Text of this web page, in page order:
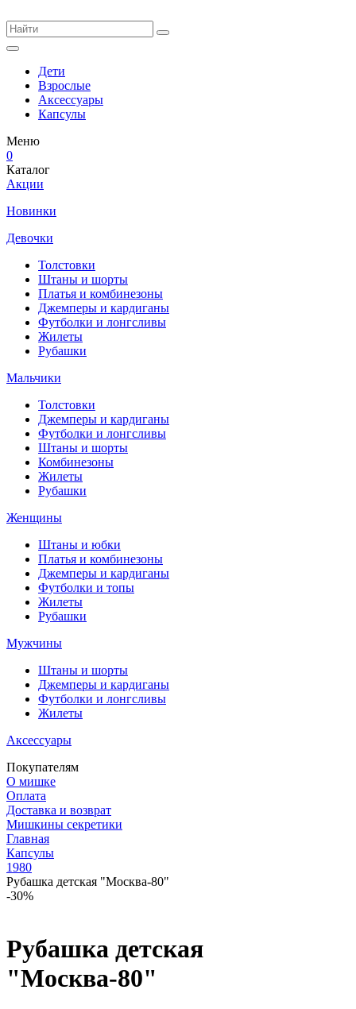
Дети
Взрослые
Аксессуары
Капсулы
Меню
0
Каталог
Акции
Новинки
Девочки
Толстовки
Штаны и шорты
Платья и комбинезоны
Джемперы и кардиганы
Футболки и лонгсливы
Жилеты
Рубашки
Мальчики
Толстовки
Джемперы и кардиганы
Футболки и лонгсливы
Штаны и шорты
Комбинезоны
Жилеты
Рубашки
Женщины
Штаны и юбки
Платья и комбинезоны
Джемперы и кардиганы
Футболки и топы
Жилеты
Рубашки
Мужчины
Штаны и шорты
Джемперы и кардиганы
Футболки и лонгсливы
Жилеты
Аксессуары
Покупателям
О мишке
Оплата
Доставка и возврат
Мишкины секретики
Главная
Капсулы
1980
Рубашка детская "Москва-80"
-30%
Рубашка детская
"Москва-80"